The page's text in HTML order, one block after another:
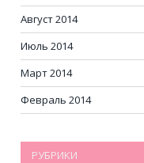
Август 2014
Июль 2014
Март 2014
Февраль 2014
РУБРИКИ